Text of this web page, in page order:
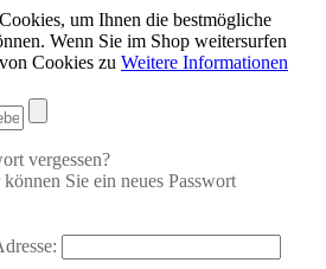
um Ihnen die bestmögliche
Wenn Sie im Shop weitersurfen
Cookies zu Weitere Informationen
vergessen?
Sie ein neues Passwort